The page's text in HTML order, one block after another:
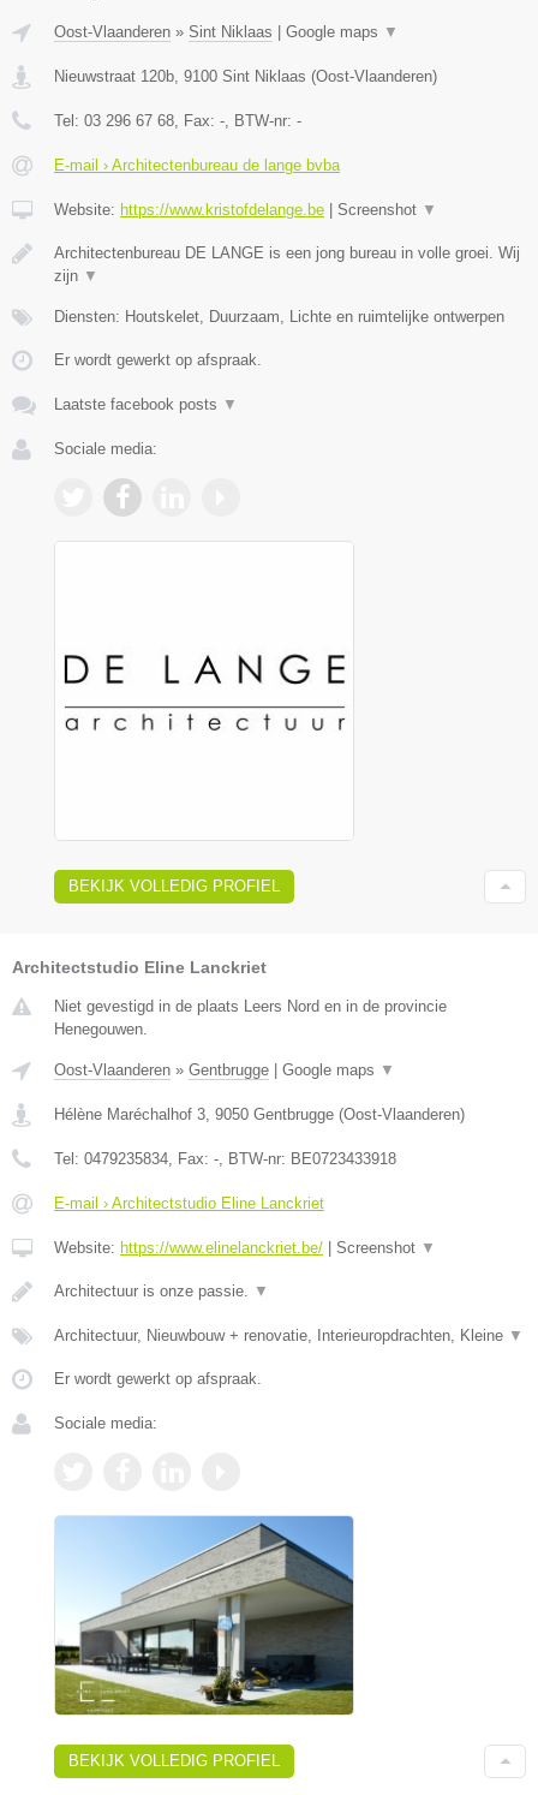
Oost-Vlaanderen » Sint Niklaas Google maps ▼
Nieuwstraat 120b 9100 Sint Niklaas (Oost-Vlaanderen)
Tel: 03 296 67 68 , Fax: - , BTW-nr: -
E-mail › Architectenbureau de lange bvba
Website: https://www.kristofdelange.be Screenshot ▼
Architectenbureau DE LANGE is een jong bureau in volle groei. Wij
zijn ▼
Diensten: Houtskelet, Duurzaam, Lichte en ruimtelijke ontwerpen
Er wordt gewerkt op afspraak.
Laatste facebook posts ▼
Sociale media:
BEKIJK VOLLEDIG PROFIEL
Architectstudio Eline Lanckriet
Niet gevestigd in de plaats Leers Nord en in de provincie
Henegouwen.
Oost-Vlaanderen » Gentbrugge Google maps ▼
Hélène Maréchalhof 3 9050 Gentbrugge (Oost-Vlaanderen)
Tel: 0479235834 , Fax: - , BTW-nr: BE0723433918
E-mail › Architectstudio Eline Lanckriet
Website: https://www.elinelanckriet.be/ Screenshot ▼
Architectuur is onze passie. ▼
Architectuur, Nieuwbouw + renovatie, Interieuropdrachten, Kleine ▼
Er wordt gewerkt op afspraak.
Sociale media:
BEKIJK VOLLEDIG PROFIEL